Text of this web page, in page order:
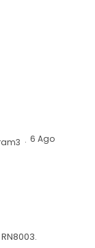
· 6 Ago